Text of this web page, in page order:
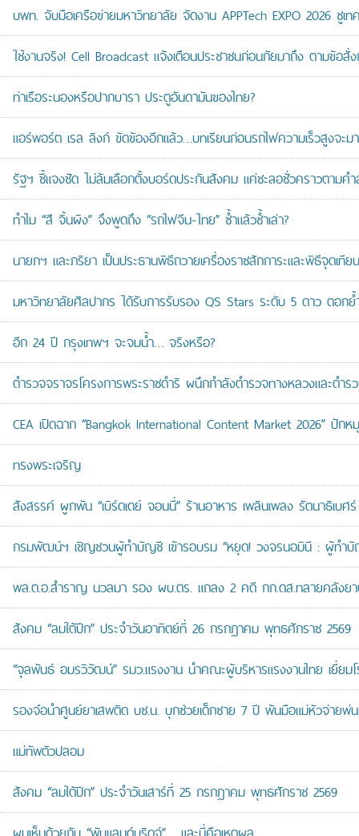
บพท. จับมือเครือข่ายมหาวิทยาลัย จัดงาน APPTech EXPO 2026 ชูเ
ใช้งานจริง! Cell Broadcast แจ้งเตือนประชาชนก่อนภัยมาถึง ตามข้อสั่
ท่าเรือระนองหรือปากบารา ประตูอันดามันของไทย?
แอร์พอร์ต เรล ลิงก์ ขัดข้องอีกแล้ว…บทเรียนก่อนรถไฟความเร็วสูงจะม
รัฐฯ ชี้แจงชัด ไม่ล้มเลือกตั้งบอร์ดประกันสังคม แค่ชะลอชั่วคราวตามค
ทำไม “สี จิ้นผิง” จึงพูดถึง “รถไฟจีน-ไทย” ซ้ำแล้วซ้ำเล่า?
นายกฯ และภริยา เป็นประธานพิธีถวายเครื่องราชสักการะและพิธีจุดเ
มหาวิทยาลัยศิลปากร ได้รับการรับรอง QS Stars ระดับ 5 ดาว ตอก
อีก 24 ปี กรุงเทพฯ จะจมน้ำ… จริงหรือ?
ตำรวจจราจรโครงการพระราชดำริ ผนึกกำลังตำรวจทางหลวงและตำ
CEA เปิดฉาก “Bangkok International Content Market 2026” ปั
ทรงพระเจริญ
สังสรรค์ ผูกพัน “เบิร์ดเดย์ จอนนี่” ร้านอาหาร เพลินเพลง รัตนาธิเบศ
กรมพัฒน์ฯ เชิญชวนผู้ทำบัญชี เข้ารอบรม “หยุด! วงจรนอมินี : ผู้ทำ
พล.ต.อ.สำราญ นวลมา รอง ผบ.ตร. แถลง 2 คดี กก.ดส.ทลายคลังย
สังคม “ลมใต้ปีก” ประจำวันอาทิตย์ที่ 26 กรกฎาคม พุทธศักราช 2569
“จุลพันธ์ อมรวิวัฒน์” รมว.แรงงาน นำคณะผู้บริหารแรงงานไทย เยี่ยม
รองจ๋อนำศูนย์ยาเสพติด บช.น. บุกช่วยเด็กชาย 7 ปี พ้นมือแม่หัวจ่ายพ่น
แม่ทัพตัวปลอม
สังคม “ลมใต้ปีก” ประจำวันเสาร์ที่ 25 กรกฎาคม พุทธศักราช 2569